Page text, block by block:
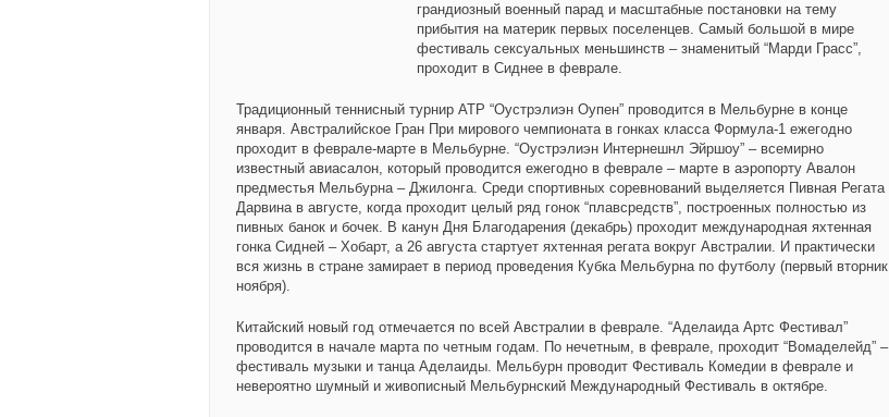
грандиозный военный парад и масштабные постановки на тему
прибытия на материк первых поселенцев. Самый большой в мире
фестиваль сексуальных меньшинств – знаменитый “Марди Грасс”,
проходит в Сиднее в феврале.
Традиционный теннисный турнир ATP “Оустрэлиэн Оупен” проводится в Мельбурне в конце
января. Австралийское Гран При мирового чемпионата в гонках класса Формула-1 ежегодно
проходит в феврале-марте в Мельбурне. “Оустрэлиэн Интернешнл Эйршоу” – всемирно
известный авиасалон, который проводится ежегодно в феврале – марте в аэропорту Авалон
предместья Мельбурна – Джилонга. Среди спортивных соревнований выделяется Пивная Регата
Дарвина в августе, когда проходит целый ряд гонок “плавсредств”, построенных полностью из
пивных банок и бочек. В канун Дня Благодарения (декабрь) проходит международная яхтенная
гонка Сидней – Хобарт, а 26 августа стартует яхтенная регата вокруг Австралии. И практически
вся жизнь в стране замирает в период проведения Кубка Мельбурна по футболу (первый вторник
ноября).
Китайский новый год отмечается по всей Австралии в феврале. “Аделаида Артс Фестивал”
проводится в начале марта по четным годам. По нечетным, в феврале, проходит “Вомаделейд” –
фестиваль музыки и танца Аделаиды. Мельбурн проводит Фестиваль Комедии в феврале и
невероятно шумный и живописный Мельбурнский Международный Фестиваль в октябре.